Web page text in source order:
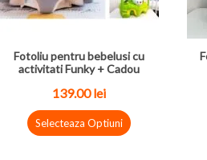
Fotoliu pentru bebelusi cu
activitati Funky + Cadou
139.00 lei
Selecteaza Optiuni